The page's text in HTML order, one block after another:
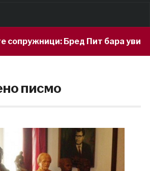
Бред Пит бара увид во
писмо